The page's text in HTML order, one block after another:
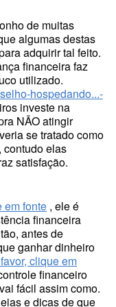
de muitas
algumas destas
adquirir tal feito.
financeira faz
utilizado.
hospedando...-
investe na
NÃO atingir
se tratado como
contudo elas
satisfação.
em fonte , ele é
financeira
antes de
ganhar dinheiro
clique em
financeiro
fácil assim como.
e dicas de que